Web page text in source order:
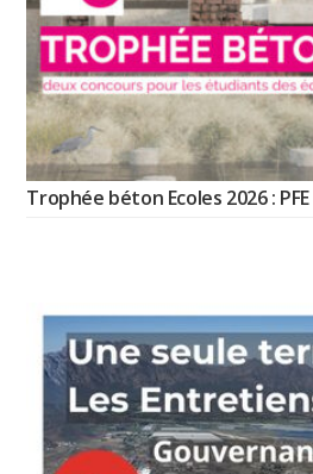
Trophée béton Ecoles 2026 :